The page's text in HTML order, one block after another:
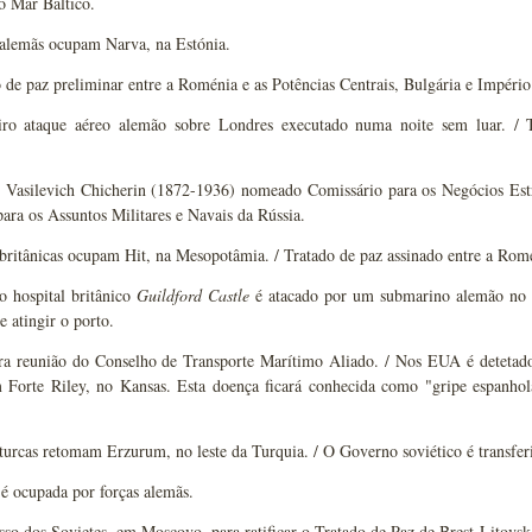
ocupam Narva, na Estónia.
paz preliminar entre a Roménia e as Potências Centrais, Bulgária e
ataque aéreo alemão sobre Londres executado numa noite sem luar. /
Chicherin (1872-1936) nomeado Comissário para os Negócios
os Assuntos Militares e Navais da Rússia.
ocupam Hit, na Mesopotâmia. / Tratado de paz assinado entre a
hospital britânico Guildford Castle é atacado por um submarino alemão
atingir o porto.
reunião do Conselho de Transporte Marítimo Aliado. / Nos EUA é
Riley, no Kansas. Esta doença ficará conhecida como "gripe
retomam Erzurum, no leste da Turquia. / O Governo soviético é
ocupada por forças alemãs.